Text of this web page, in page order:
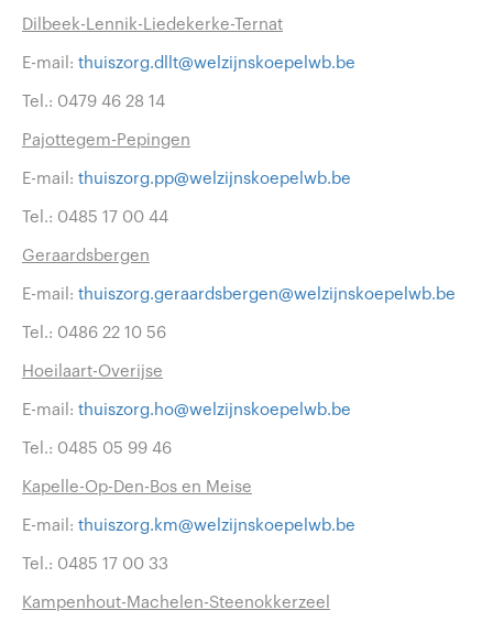
Dilbeek-Lennik-Liedekerke-Ternat
E-mail: thuiszorg.dllt@welzijnskoepelwb.be
Tel.: 0479 46 28 14
Pajottegem-Pepingen
E-mail: thuiszorg.pp@welzijnskoepelwb.be
Tel.: 0485 17 00 44
Geraardsbergen
E-mail: thuiszorg.geraardsbergen@welzijnskoepelwb.be
Tel.: 0486 22 10 56
Hoeilaart-Overijse
E-mail: thuiszorg.ho@welzijnskoepelwb.be
Tel.: 0485 05 99 46
Kapelle-Op-Den-Bos en Meise
E-mail: thuiszorg.km@welzijnskoepelwb.be
Tel.: 0485 17 00 33
Kampenhout-Machelen-Steenokkerzeel